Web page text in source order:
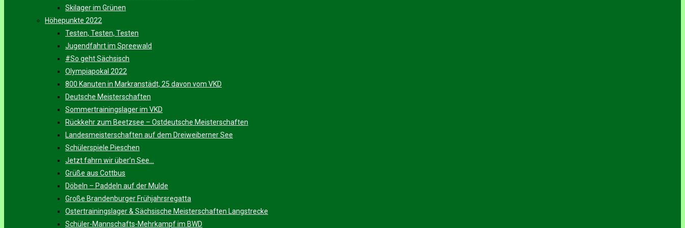
Skilager im Grünen
Höhepunkte 2022
Testen, Testen, Testen
Jugendfahrt im Spreewald
#So geht Sächsisch
Olympiapokal 2022
800 Kanuten in Markranstädt, 25 davon vom VKD
Deutsche Meisterschaften
Sommertrainingslager im VKD
Rückkehr zum Beetzsee – Ostdeutsche Meisterschaften
Landesmeisterschaften auf dem Dreiweiberner See
Schülerspiele Pieschen
Jetzt fahrn wir über’n See…
Grüße aus Cottbus
Döbeln – Paddeln auf der Mulde
Große Brandenburger Frühjahrsregatta
Ostertrainingslager & Sächsische Meisterschaften Langstrecke
Schüler-Mannschafts-Mehrkampf im BWD